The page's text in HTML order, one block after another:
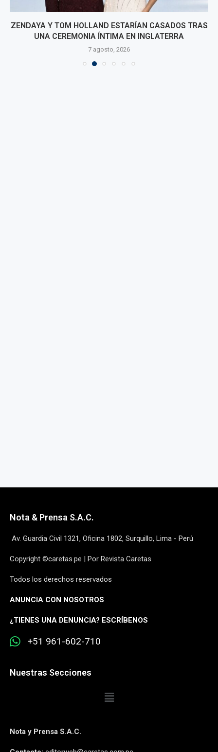
ZENDAYA Y TOM HOLLAND ESTARÍAN CASADOS TRAS
UNA CEREMONIA ÍNTIMA EN INGLATERRA
7 agosto, 2026
Nota & Prensa S.A.C.
Av. Guardia Civil 1321, Oficina 1802, Surquillo, Lima - Perú
Copyright ©caretas.pe | Por Revista Caretas
Todos los derechos reservados
ANUNCIA CON NOSOTROS
¿TIENES UNA DENUNCIA? ESCRÍBENOS
+51 961-602-710
Nuestras Secciones
Nota y Prensa S.A.C.